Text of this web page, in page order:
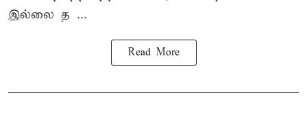
இல்லை த ...
Read More